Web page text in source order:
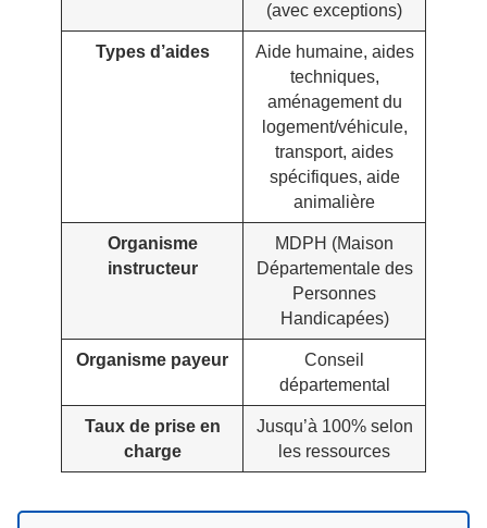
(avec exceptions)
Types d’aides
Aide humaine, aides
techniques,
aménagement du
logement/véhicule,
transport, aides
spécifiques, aide
animalière
Organisme
instructeur
MDPH (Maison
Départementale des
Personnes
Handicapées)
Organisme payeur
Conseil
départemental
Taux de prise en
charge
Jusqu’à 100% selon
les ressources